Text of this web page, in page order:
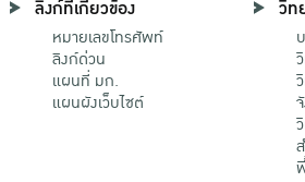
ลิงก์ที่เกี่ยวข้อง
หมายเลขโทรศัพท์
ลิงก์ด่วน
แผนที่ มก.
แผนผังเว็บไซต์
วิท